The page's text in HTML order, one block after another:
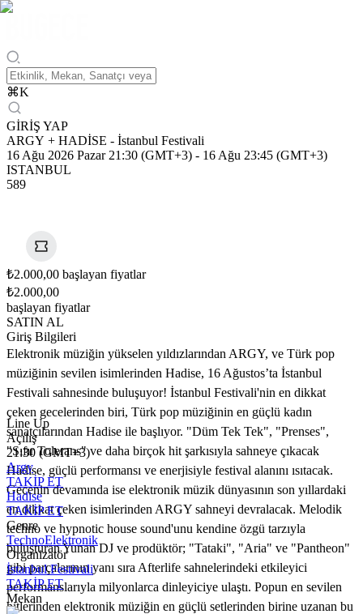
⌘K
GİRİŞ YAP
ARGY + HADİSE - İstanbul Festivali
16 Ağu 2026 Pazar 21:30 (GMT+3) - 16 Ağu 23:45 (GMT+3)
ISTANBUL
589
₺2.000,00 başlayan fiyatlar
₺2.000,00
başlayan fiyatlar
SATIN AL
Giriş Bilgileri
Elektronik müziğin yükselen yıldızlarından ARGY, ve Türk pop
müziğinin sevilen isimlerinden Hadise, 16 Ağustos’ta İstanbul
Festivali sahnesinde buluşuyor! İstanbul Festivali'nin en dikkat
çeken gecelerinden biri, Türk pop müziğinin en güçlü kadın
sanatçılarından Hadise ile başlıyor. "Düm Tek Tek", "Prenses",
"Sıfır Tolerans" ve daha birçok hit şarkısıyla sahneye çıkacak
Hadise, güçlü performansı ve enerjisiyle festival alanını ısıtacak.
Gecenin devamında ise elektronik müzik dünyasının son yıllardaki
en dikkat çeken isimlerinden ARGY sahneyi devralacak. Melodik
techno ve hypnotic house sound'unu kendine özgü tarzıyla
buluşturan Yunan DJ ve prodüktör; "Tataki", "Aria" ve "Pantheon"
gibi parçalarının yanı sıra Afterlife sahnelerindeki etkileyici
performanslarıyla milyonlarca dinleyiciye ulaştı. Popun en sevilen
hitlerinden elektronik müziğin en güçlü setlerinden birine uzanan bu
Line Up
Açılış
21:30 (GMT+3)
Argy
TAKİP ET
Hadise
TAKİP ET
Genre
TechnoElektronik
Organizatör
İstanbul Festivali
TAKİP ET
Mekan